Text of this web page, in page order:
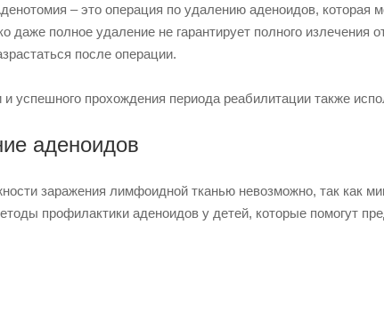
– это операция по удалению аденоидов, которая
полное удаление не гарантирует полного излечения
после операции.
успешного прохождения периода реабилитации также
аденоидов
заражения лимфоидной тканью невозможно, так как
профилактики аденоидов у детей, которые помогут